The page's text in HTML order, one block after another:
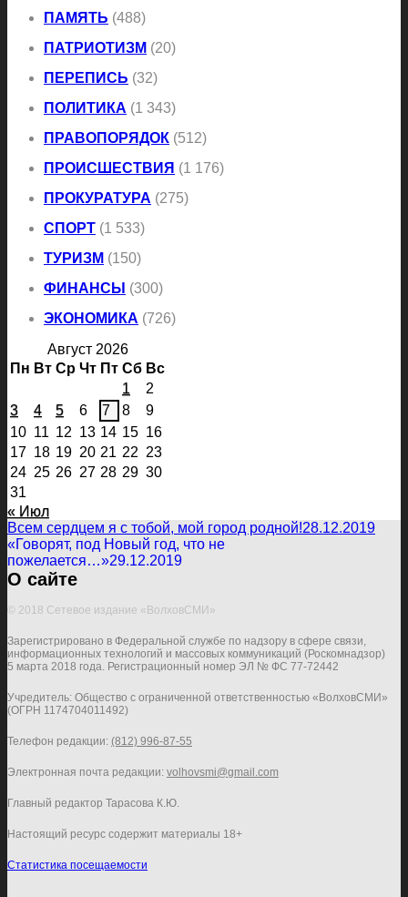
ПАМЯТЬ (488)
ПАТРИОТИЗМ (20)
ПЕРЕПИСЬ (32)
ПОЛИТИКА (1 343)
ПРАВОПОРЯДОК (512)
ПРОИСШЕСТВИЯ (1 176)
ПРОКУРАТУРА (275)
СПОРТ (1 533)
ТУРИЗМ (150)
ФИНАНСЫ (300)
ЭКОНОМИКА (726)
Август 2026
Пн Вт Ср Чт Пт Сб Вс
1
2
3
4 5 6 7 8
9
10 11 12 13 14 15 16
17 18 19 20 21 22 23
24 25 26 27 28 29 30
31
« Июл
Всем сердцем я с тобой, мой город родной!28.12.2019
«Говорят, под Новый год, что не
пожелается…»29.12.2019
О сайте
© 2018 Сетевое издание «ВолховСМИ»
Зарегистрировано в Федеральной службе по надзору в сфере связи,
информационных технологий и массовых коммуникаций (Роскомнадзор)
5 марта 2018 года. Регистрационный номер ЭЛ № ФС 77-72442
Учредитель: Общество с ограниченной ответственностью «ВолховСМИ»
(ОГРН 1174704011492)
Телефон редакции: (812) 996-87-55
Электронная почта редакции: volhovsmi@gmail.com
Главный редактор Тарасова К.Ю.
Настоящий ресурс содержит материалы 18+
Статистика посещаемости